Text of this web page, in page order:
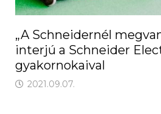
„A Schneidernél
interjú a Schneider
gyakornokaival
2021.09.07.